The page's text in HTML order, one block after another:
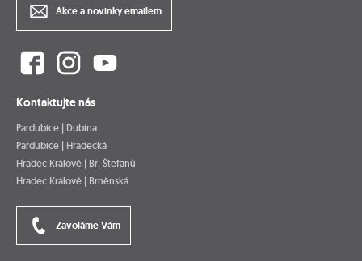
Akce a novinky emailem
Kontaktujte nás
Pardubice | Dubina
Pardubice | Hradecká
Hradec Králové | Br. Štefanů
Hradec Králové | Brněnská
Zavoláme Vám